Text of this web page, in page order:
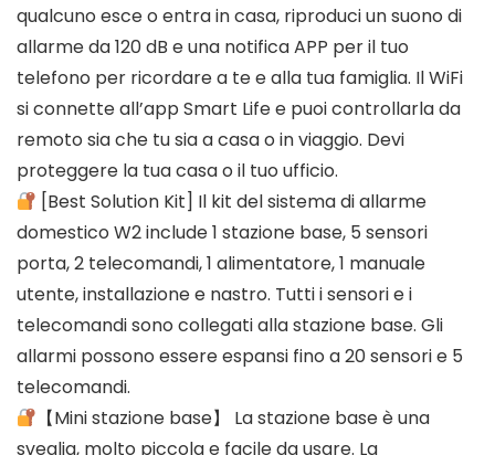
qualcuno esce o entra in casa, riproduci un suono di
allarme da 120 dB e una notifica APP per il tuo
telefono per ricordare a te e alla tua famiglia. Il WiFi
si connette all’app Smart Life e puoi controllarla da
remoto sia che tu sia a casa o in viaggio. Devi
proteggere la tua casa o il tuo ufficio.
[Best Solution Kit] Il kit del sistema di allarme
domestico W2 include 1 stazione base, 5 sensori
porta, 2 telecomandi, 1 alimentatore, 1 manuale
utente, installazione e nastro. Tutti i sensori e i
telecomandi sono collegati alla stazione base. Gli
allarmi possono essere espansi fino a 20 sensori e 5
telecomandi.
【Mini stazione base】 La stazione base è una
sveglia, molto piccola e facile da usare. La